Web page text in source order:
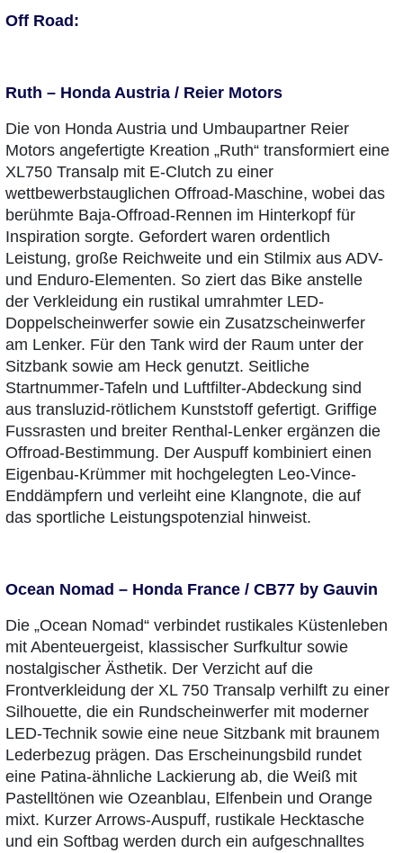
Off Road:
Ruth – Honda Austria / Reier Motors
Die von Honda Austria und Umbaupartner Reier
Motors angefertigte Kreation „Ruth“ transformiert eine
XL750 Transalp mit E-Clutch zu einer
wettbewerbstauglichen Offroad-Maschine, wobei das
berühmte Baja-Offroad-Rennen im Hinterkopf für
Inspiration sorgte. Gefordert waren ordentlich
Leistung, große Reichweite und ein Stilmix aus ADV-
und Enduro-Elementen. So ziert das Bike anstelle
der Verkleidung ein rustikal umrahmter LED-
Doppelscheinwerfer sowie ein Zusatzscheinwerfer
am Lenker. Für den Tank wird der Raum unter der
Sitzbank sowie am Heck genutzt. Seitliche
Startnummer-Tafeln und Luftfilter-Abdeckung sind
aus transluzid-rötlichem Kunststoff gefertigt. Griffige
Fussrasten und breiter Renthal-Lenker ergänzen die
Offroad-Bestimmung. Der Auspuff kombiniert einen
Eigenbau-Krümmer mit hochgelegten Leo-Vince-
Enddämpfern und verleiht eine Klangnote, die auf
das sportliche Leistungspotenzial hinweist.
Ocean Nomad – Honda France / CB77 by Gauvin
Die „Ocean Nomad“ verbindet rustikales Küstenleben
mit Abenteuergeist, klassischer Surfkultur sowie
nostalgischer Ästhetik. Der Verzicht auf die
Frontverkleidung der XL 750 Transalp verhilft zu einer
Silhouette, die ein Rundscheinwerfer mit moderner
LED-Technik sowie eine neue Sitzbank mit braunem
Lederbezug prägen. Das Erscheinungsbild rundet
eine Patina-ähnliche Lackierung ab, die Weiß mit
Pastelltönen wie Ozeanblau, Elfenbein und Orange
mixt. Kurzer Arrows-Auspuff, rustikale Hecktasche
und ein Softbag werden durch ein aufgeschnalltes